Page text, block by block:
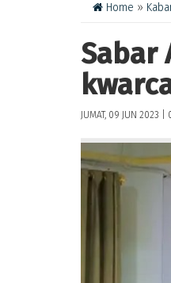
Home »
Sabar
JUMAT, 09 JUN 2023 |